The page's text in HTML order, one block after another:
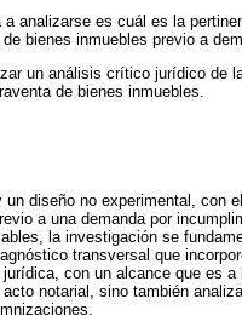
analizarse es cuál es la
bienes inmuebles previo a
un análisis crítico jurídico de
de bienes inmuebles.
diseño no experimental, con
a una demanda por
la investigación se
transversal que
con un alcance que es
notarial, sino también